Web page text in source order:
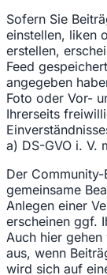
Sofern Sie
einstellen, liken
erstellen,
Feed
angegeben
Foto oder Vor-
Ihrerseits
a) DS-GVO i. V.
Der
gemeinsame
Anlegen einer
erscheinen ggf.
Auch hier
aus, wenn
wird sich auf